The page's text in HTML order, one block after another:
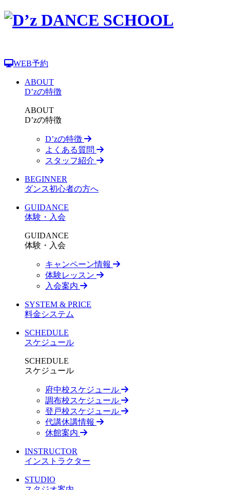
WEB予約
ABOUT
D’zの特徴
ABOUT
D’zの特徴
D’zの特徴
よくある質問
スタッフ紹介
BEGINNER
ダンス初心者の方へ
GUIDANCE
体験・入会
GUIDANCE
体験・入会
キャンペーン情報
体験レッスン
入会案内
SYSTEM & PRICE
料金システム
SCHEDULE
スケジュール
SCHEDULE
スケジュール
府中校スケジュール
調布校スケジュール
登戸校スケジュール
代講休講情報
休館案内
INSTRUCTOR
インストラクター
STUDIO